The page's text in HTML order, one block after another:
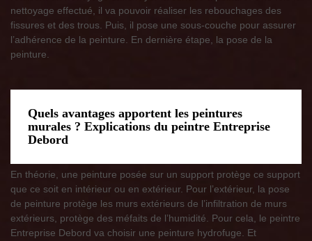
nettoyage effectué, il va pouvoir réaliser les rebouchages des
fissures et des trous. Puis, il pose une sous-couche pour assurer
l’adhérence de la peinture. En dernière étape, la pose de la
peinture.
Quels avantages apportent les peintures
murales ? Explications du peintre Entreprise
Debord
En théorie, une peinture posée sur un support protège ce support
que ce soit en intérieur ou en extérieur. Pour l’extérieur, la pose
de peinture protège les murs extérieurs de l’infiltration de murs
extérieurs, protège des méfaits de l’humidité. Pour cela, le peintre
Entreprise Debord va choisir une peinture hydrofuge. Et